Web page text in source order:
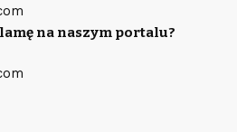
na naszym portalu?